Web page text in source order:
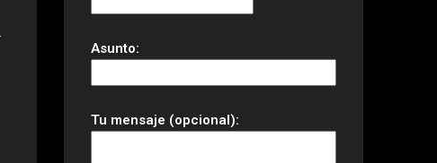
Asunto:
Tu mensaje (opcional):